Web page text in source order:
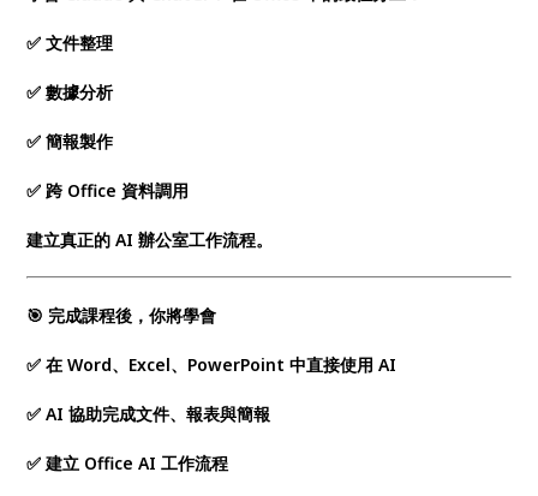
✅ 文件整理
✅ 數據分析
✅ 簡報製作
✅ 跨 Office 資料調用
建立真正的 AI 辦公室工作流程。
🎯 完成課程後，你將學會
✅ 在 Word、Excel、PowerPoint 中直接使用 AI
✅ AI 協助完成文件、報表與簡報
✅ 建立 Office AI 工作流程